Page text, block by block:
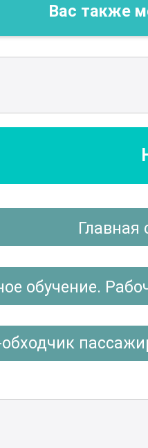
Вас также
Главная
обучение.